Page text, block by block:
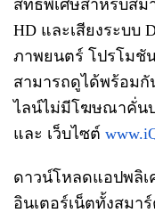
สิทธิพิเศษสำหรับสม
HD และเสียงระบบ
ภาพยนตร์ โปรโมชัน
สามารถดูได้พร้อม
ไลน์ไม่มีโฆษณาคั่น
และ เว็บไซต์
ดาวน์โหลดแอปพลิ
อินเตอร์เน็ตทั้งสมา